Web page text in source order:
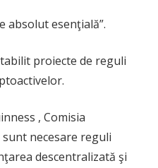
absolut esenţială”.
proiecte de reguli
, Comisia
necesare reguli
descentralizată şi